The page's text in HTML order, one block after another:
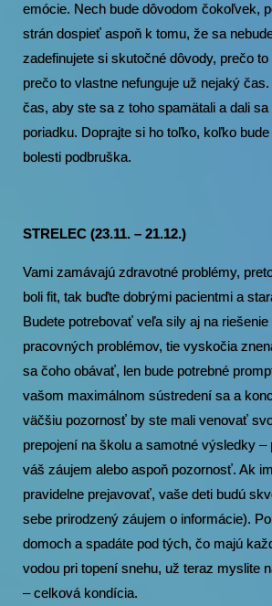
emócie. Nech bude dôvodom čokoľvek,
strán dospieť aspoň k tomu, že sa
zadefinujete si skutočné dôvody, prečo
prečo to vlastne nefunguje už nejaký
čas, aby ste sa z toho spamätali a dali sa
poriadku. Doprajte si ho toľko, koľko
bolesti podbruška.
STRELEC (23.11. – 21.12.)
Vami zamávajú zdravotné problémy,
boli fit, tak buďte dobrými pacientmi a
Budete potrebovať veľa sily aj na
pracovných problémov, tie vyskočia
sa čoho obávať, len bude potrebné
vašom maximálnom sústredení sa a
väčšiu pozornosť by ste mali venovať
prepojení na školu a samotné výsledky
váš záujem alebo aspoň pozornosť. Ak
pravidelne prejavovať, vaše deti budú
sebe prirodzený záujem o informácie).
domoch a spadáte pod tých, čo majú
vodou pri topení snehu, už teraz myslite
– celková kondícia.